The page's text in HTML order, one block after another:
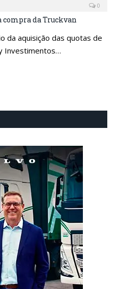
0
compra da Truckvan
da aquisição das quotas de
Investimentos…